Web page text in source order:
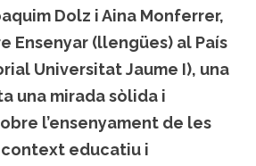
Dolz i Aina Monferrer,
Ensenyar (llengües) al País
Universitat Jaume I), una
una mirada sòlida i
l’ensenyament de les
educatiu i